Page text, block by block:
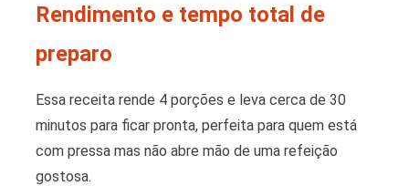
Rendimento e tempo total de
preparo
Essa receita rende 4 porções e leva cerca de 30
minutos para ficar pronta, perfeita para quem está
com pressa mas não abre mão de uma refeição
gostosa.